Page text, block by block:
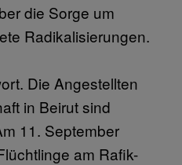
die Sorge um
Radikalisierungen.
Die Angestellten
in Beirut sind
11. September
am Rafik-